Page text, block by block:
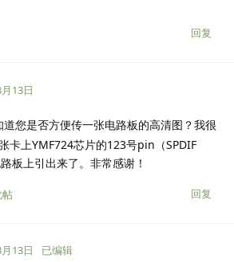
回复
13日
道您是否方便传一张电路板的高清图？我很
卡上YMF724芯片的123号pin（SPDIF
板上引出来了。非常感谢！
回复
帖
13日 已编辑